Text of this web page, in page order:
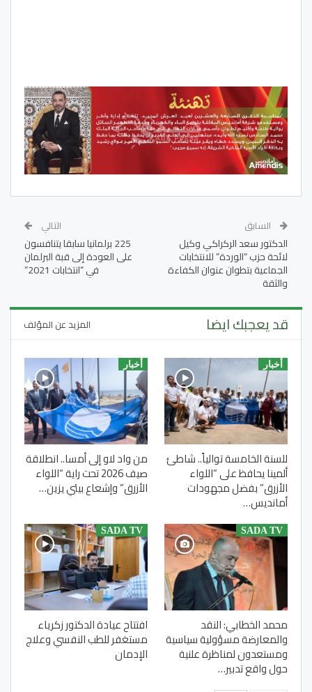
السابق
الدكتور سعد الركراكي وكيل
لائحة حزب “الوردة” للانتخابات
الجماعية بتطوان عنوان الكفاءة
والثقة
التالي
225 برلمانيا سابقا يتنافسون
على العودة إلى قبة البرلمان
في “انتخابات 2021”
قد يعجبك ايضا المزيد عن المؤلف
أخبار
للسنة الخامسة توالياً.. شاطئ
ألمينا يحافظ على “اللواء
الأزرق” بفضل مجهودات
أمانديس…
أخبار
من واد لاو إلى أمسا.. انطلاقة
صيف 2026 تحت راية “اللواء
الأزرق” وإشعاع بيئي يزين…
SADA TV
محمد الخطابي: النقد
والمعارضة مسؤولية سياسية
ومستعدون لمناظرة علنية
حول واقع تدبير…
SADA TV
افتتاح عيادة الدكتور زكرياء
مستغفر للطب النفسي وعلاج
الإدمان